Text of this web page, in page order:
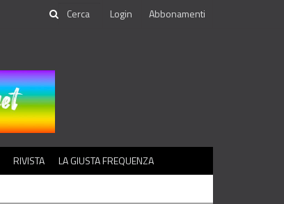
Login Abbonamenti
RIVISTA LA GIUSTA FREQUENZA